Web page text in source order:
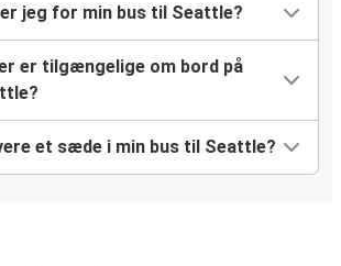
jeg for min bus til Seattle?
er tilgængelige om bord på
et sæde i min bus til Seattle?